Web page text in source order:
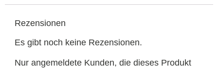
Rezensionen
Es gibt noch keine Rezensionen.
Nur angemeldete Kunden, die dieses Produkt